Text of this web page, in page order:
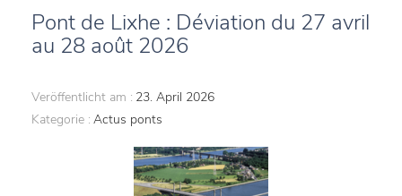
Pont de Lixhe : Déviation du 27 avril
au 28 août 2026
Veröffentlicht am : 23. April 2026
Kategorie : Actus ponts